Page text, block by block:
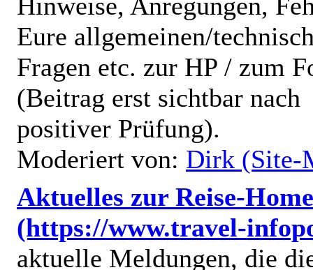
Eure allgemeinen/
Fragen etc. zur HP / zum
(Beitrag erst sichtbar nach
positiver Prüfung).
Moderiert von: Dirk (Site-
Aktuelles zur Reise-
(https://www.travel-
aktuelle Meldungen, die